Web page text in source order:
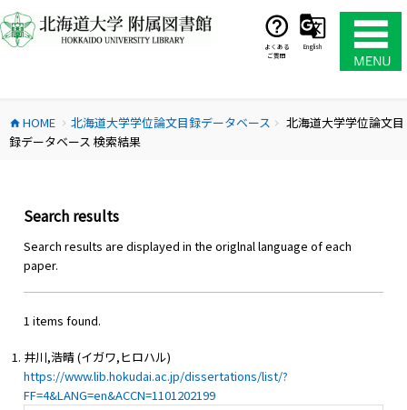
ン
テ
ス
キ
よくある
ご質問
English
home HOME chevron_right 北海道大学学位論文目録データベース chevron_right
北海道大学学位論文目
録データベース 検索結果
Search results
Search results are displayed in the origlnal language of each
paper.
1 items found.
井川,浩晴 (イガワ,ヒロハル)
https://www.lib.hokudai.ac.jp/dissertations/list/?
FF=4&LANG=en&ACCN=1101202199